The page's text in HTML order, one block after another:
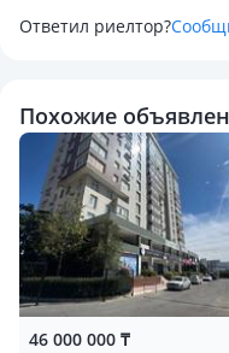
Ответил риелтор?
Похожие
46 000 000 ₸